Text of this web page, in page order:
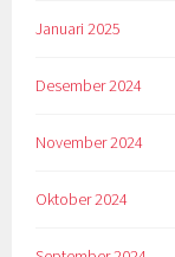
Januari 2025
Desember 2024
November 2024
Oktober 2024